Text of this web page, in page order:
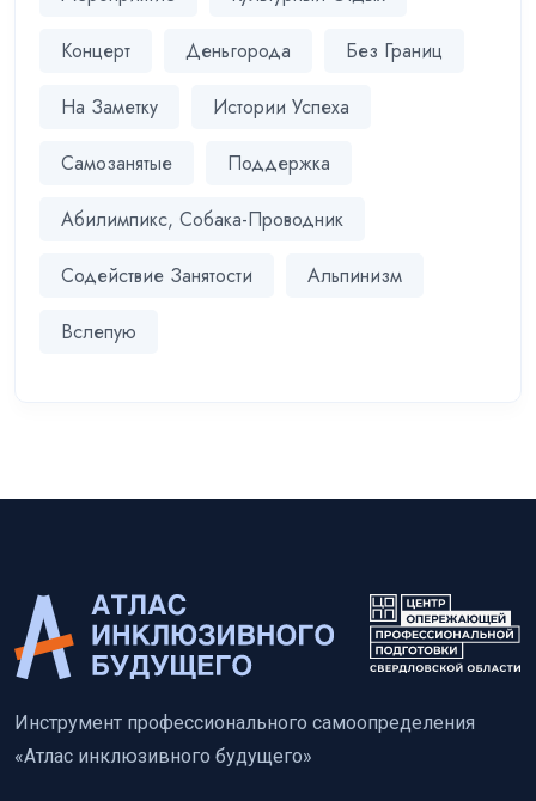
Концерт Деньгорода Без Границ
На Заметку Истории Успеха
Самозанятые Поддержка
Абилимпикс, Собака-Проводник
Содействие Занятости Альпинизм
Вслепую
Инструмент профессионального самоопределения
«Атлас инклюзивного будущего»